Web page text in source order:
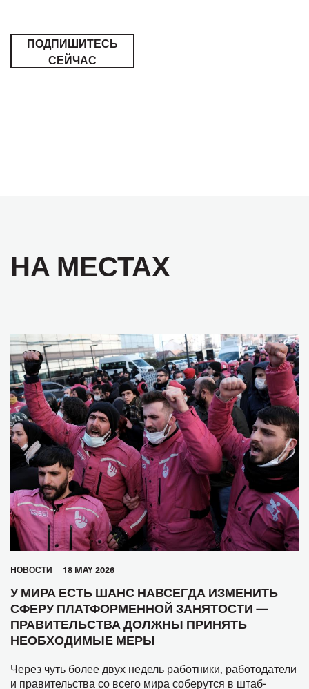
ПОДПИШИТЕСЬ
СЕЙЧАС
НА МЕСТАХ
HОВОСТИ 18 MAY 2026
У МИРА ЕСТЬ ШАНС НАВСЕГДА ИЗМЕНИТЬ
СФЕРУ ПЛАТФОРМЕННОЙ ЗАНЯТОСТИ —
ПРАВИТЕЛЬСТВА ДОЛЖНЫ ПРИНЯТЬ
НЕОБХОДИМЫЕ МЕРЫ
Через чуть более двух недель работники, работодатели
и правительства со всего мира соберутся в штаб-